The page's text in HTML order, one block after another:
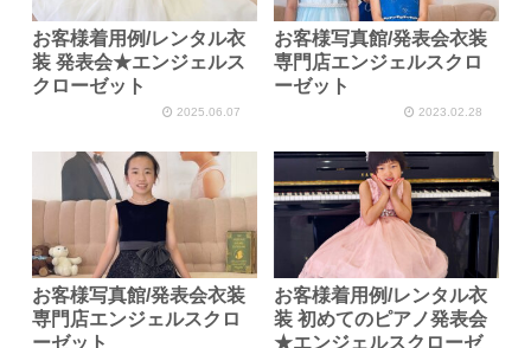
お客様着用例/レンタル衣
装 発表会★エンジェルス
クローゼット
2025.06.07
お客様写真館/発表会衣装
専門店エンジェルスクロ
ーゼット
2023.02.28
お客様写真館/発表会衣装
専門店エンジェルスクロ
ーゼット
お客様着用例/レンタル衣
装 初めてのピアノ発表会
★エンジェルスクローゼ